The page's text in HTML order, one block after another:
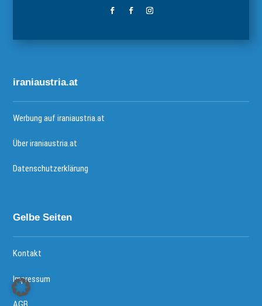
iraniaustria.at
Werbung auf iraniaustria.at
Über iraniaustria.at
Datenschutzerklärung
Gelbe Seiten
Kontakt
Impressum